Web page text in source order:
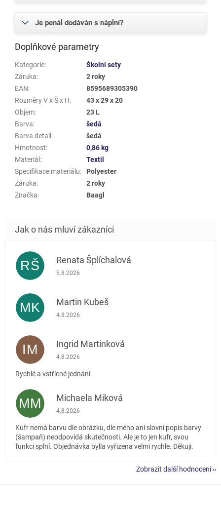
Je penál dodáván s náplní?
Doplňkové parametry
Kategorie:
Školní sety
Záruka:
2 roky
EAN:
8595689305390
Rozměry V x Š x H:
43 x 29 x 20
Objem:
23 L
Barva:
šedá
Barva detail :
šedá
Hmotnost:
0,86 kg
Materiál :
Textil
Specifikace materiálu:
Polyester
Záruka:
2 roky
Značka: Baagl
RŠ Renata Šplíchalová
Hodnocení obchodu je 5 z 5 hvězdiček.
5.8.2026
MK Martin Kubeš
Hodnocení obchodu je 5 z 5 hvězdiček.
4.8.2026
IM Ingrid Martinková
Hodnocení obchodu je 5 z 5 hvězdiček.
4.8.2026
Rychlé a vstřícné jednání.
MM Michaela Miková
Hodnocení obchodu je 5 z 5 hvězdiček.
4.8.2026
Kufr nemá barvu dle obrázku, dle mého ani slovní popis barvy
(šampaň) neodpovídá skutečnosti. Ale je to jen kufr, svou
funkci splní. Objednávka bylla vyřizena velmi rychle. Děkuji.
Zobrazit další hodnocení